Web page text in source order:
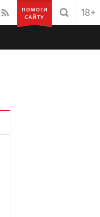
ПОМОГИ
САЙТУ